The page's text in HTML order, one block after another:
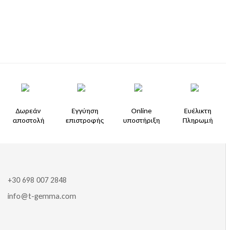
Δωρεάν
αποστολή
Εγγύηση
επιστροφής
Online
υποστήριξη
Ευέλικτη
Πληρωμή
+30 698 007 2848
info@t-gemma.com